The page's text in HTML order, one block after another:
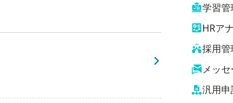
学習管
HRア
採用管
メッ
汎用申